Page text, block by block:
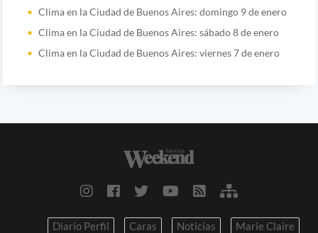
Clima en la Ciudad de Buenos Aires: domingo 9 de enero
Clima en la Ciudad de Buenos Aires: sábado 8 de enero
Clima en la Ciudad de Buenos Aires: viernes 7 de enero
Diario Perfil Caras Noticias
Marie Claire